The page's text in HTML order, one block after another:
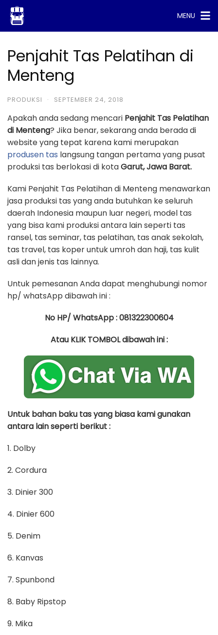
Skip
content
MENU
Penjahit Tas Pelatihan di
Menteng
PRODUKSI · SEPTEMBER 24, 2018
Apakah anda sedang mencari Penjahit Tas Pelatihan
di Menteng? Jika benar, sekarang anda berada di
website yang tepat karena kami merupakan
produsen tas langsung tangan pertama yang pusat
produksi tas berlokasi di kotaGarut, Jawa Barat.
Kami Penjahit Tas Pelatihan di Menteng menawarkan
jasa produksi tas yang anda butuhkan ke seluruh
daerah Indonesia maupun luar negeri, model tas
yang bisa kami produksi antara lain seperti tas
ransel, tas seminar, tas pelatihan, tas anak sekolah,
tas travel, tas koper untuk umroh dan haji, tas kulit
asli dan jenis tas lainnya.
Untuk pemesanan Anda dapat menghubungi nomor
hp/ whatsApp dibawah ini :
No HP/ WhatsApp : 081322300604
Atau KLIK TOMBOL dibawah ini :
Untuk bahan baku tas yang biasa kami gunakan
antara lain seperti berikut :
1. Dolby
2. Cordura
3. Dinier 300
4. Dinier 600
5. Denim
6. Kanvas
7. Spunbond
8. Baby Ripstop
9. Mika